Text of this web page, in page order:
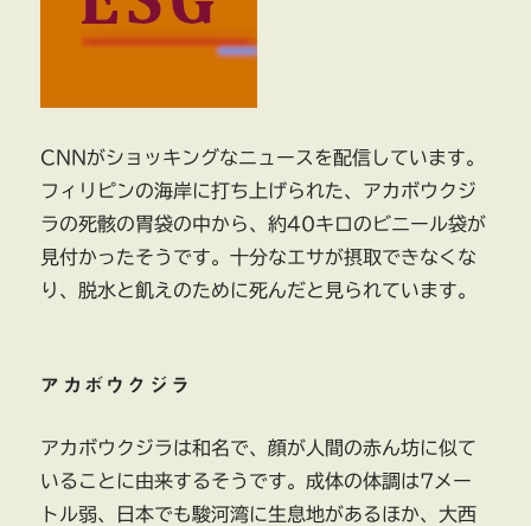
CNNがショッキングなニュースを配信しています。
フィリピンの海岸に打ち上げられた、アカボウクジ
ラの死骸の胃袋の中から、約40キロのビニール袋が
見付かったそうです。十分なエサが摂取できなくな
り、脱水と飢えのために死んだと見られています。
アカボウクジラ
アカボウクジラは和名で、顔が人間の赤ん坊に似て
いることに由来するそうです。成体の体調は7メー
トル弱、日本でも駿河湾に生息地があるほか、大西